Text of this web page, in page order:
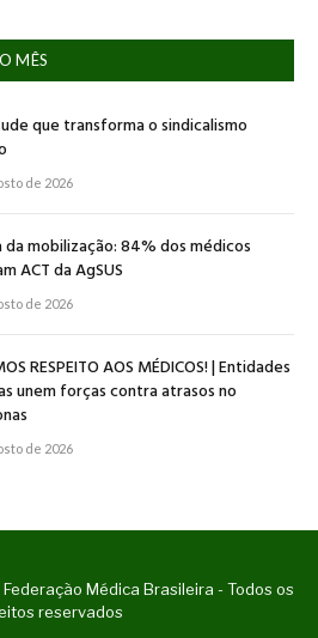
MÊS
que transforma o sindicalismo
de 2026
mobilização: 84% dos médicos
ACT da AgSUS
de 2026
RESPEITO AOS MÉDICOS! | Entidades
unem forças contra atrasos no
de 2026
Médica Brasileira - Todos os
reservados